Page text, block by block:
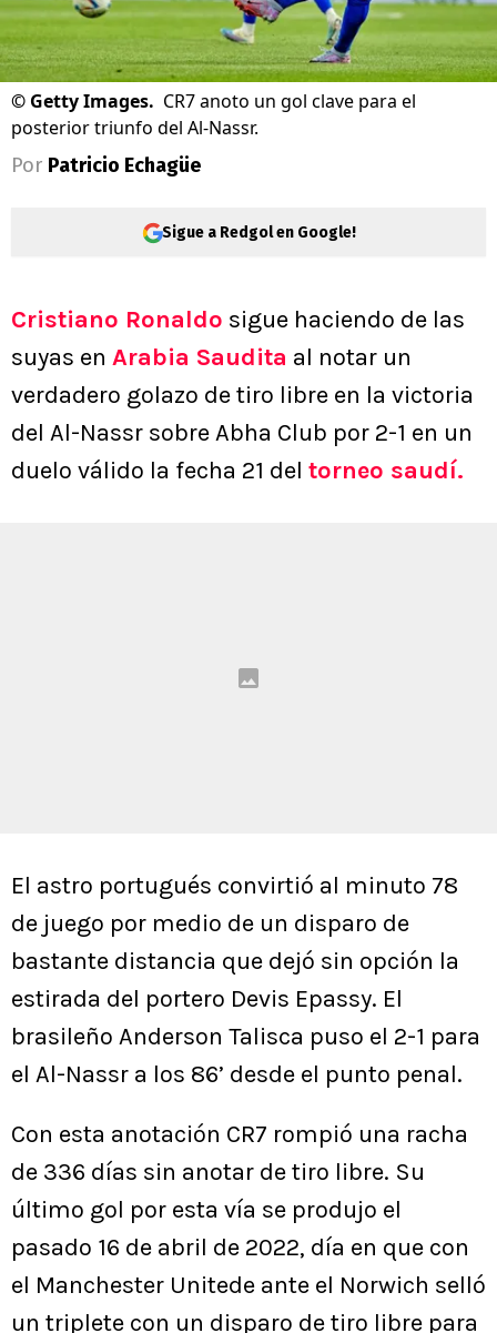
© Getty Images. CR7 anoto un gol clave para el
posterior triunfo del Al-Nassr.
Por Patricio Echagüe
Sigue a Redgol en Google!
Cristiano Ronaldo sigue haciendo de las
suyas en Arabia Saudita al notar un
verdadero golazo de tiro libre en la victoria
del Al-Nassr sobre Abha Club por 2-1 en un
duelo válido la fecha 21 del torneo saudí.
El astro portugués convirtió al minuto 78
de juego por medio de un disparo de
bastante distancia que dejó sin opción la
estirada del portero Devis Epassy. El
brasileño Anderson Talisca puso el 2-1 para
el Al-Nassr a los 86’ desde el punto penal.
Con esta anotación CR7 rompió una racha
de 336 días sin anotar de tiro libre. Su
último gol por esta vía se produjo el
pasado 16 de abril de 2022, día en que con
el Manchester Unitede ante el Norwich selló
un triplete con un disparo de tiro libre para